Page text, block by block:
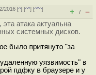
2016 [^] [^^] [^^^]
+ / –
атака актуальна
системных дисков.
было притянуто "за
уязвимость" в
пдфку в браузере и у